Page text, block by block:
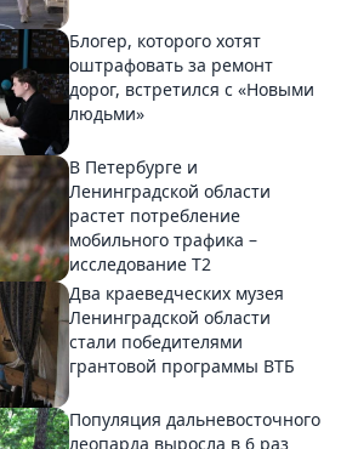
Блогер, которого хотят
оштрафовать за ремонт
дорог, встретился с «Новыми
людьми»
В Петербурге и
Ленинградской области
растет потребление
мобильного трафика –
исследование T2
Два краеведческих музея
Ленинградской области
стали победителями
грантовой программы ВТБ
Популяция дальневосточного
леопарда выросла в 6 раз